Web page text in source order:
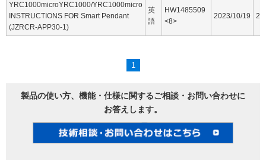
YRC1000microYRC1000/YRC1000micro
INSTRUCTIONS FOR Smart Pendant
(JZRCR-APP30-1)
英
語
HW1485509
<8>
2023/10/19
1
製品の使い方、機能・仕様に関するご相談・お問い合わせに
お答えします。